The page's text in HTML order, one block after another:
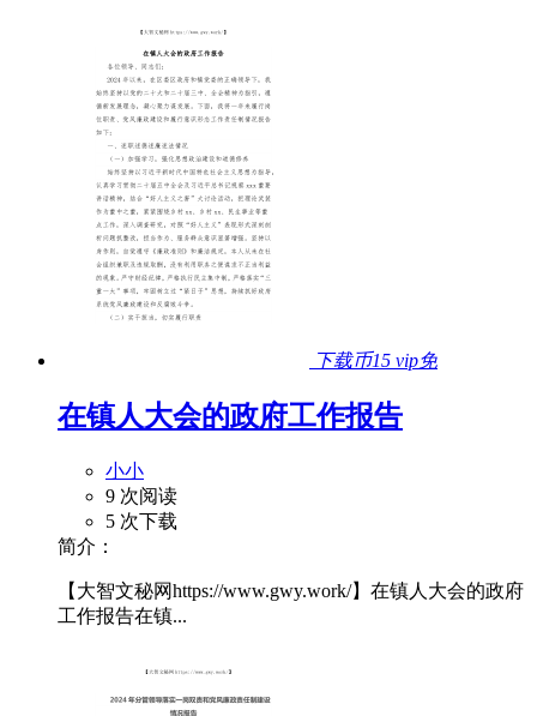
下载币15 vip免
在镇人大会的政府工作报告
小小
9 次阅读
5 次下载
简介：
【大智文秘网https://www.gwy.work/】在镇人大会的政府
工作报告在镇...